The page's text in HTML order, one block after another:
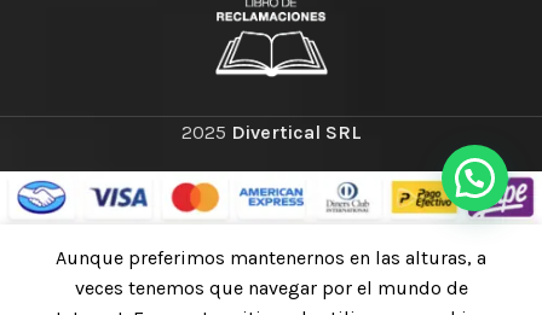
2025 Divertical SRL
Aunque preferimos mantenernos en las alturas, a
veces tenemos que navegar por el mundo de
LUCIFER III
TECH
S/1,063.45
Solo
quedan 3
disponibles